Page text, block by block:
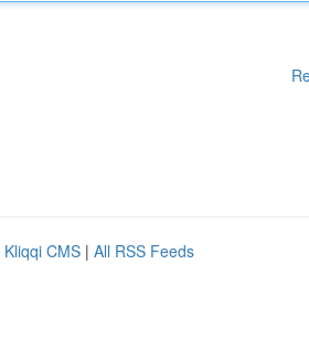
Kliqqi CMS | All RSS Feeds